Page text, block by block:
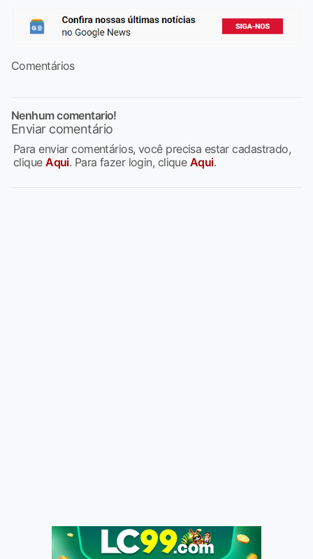
Comentários
Nenhum comentario!
Enviar comentário
Para enviar comentários, você precisa estar cadastrado,
cliqueAqui. Para fazer login, clique Aqui.